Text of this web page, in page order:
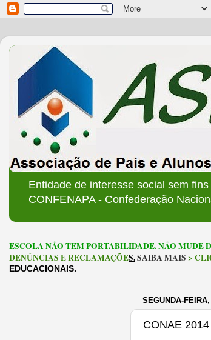
Entidade de interesse social sem
CONFENAPA - Confederação
ESCOLA NÃO TEM PORTABILIDADE. NÃO MUDE
DENÚNCIAS E RECLAMAÇÕES.SAIBA MAIS >
EDUCACIONAIS.
SEGUNDA-
CONAE